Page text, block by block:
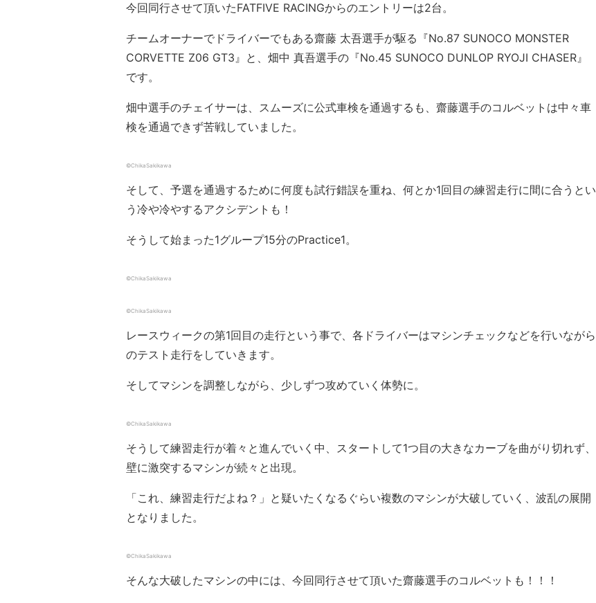
今回同行させて頂いたFATFIVE RACINGからのエントリーは2台。
チームオーナーでドライバーでもある齋藤 太吾選手が駆る『No.87 SUNOCO MONSTER
CORVETTE Z06 GT3』と、畑中 真吾選手の『No.45 SUNOCO DUNLOP RYOJI CHASER』
です。
畑中選手のチェイサーは、スムーズに公式車検を通過するも、齋藤選手のコルベットは中々車
検を通過できず苦戦していました。
©ChikaSakikawa
そして、予選を通過するために何度も試行錯誤を重ね、何とか1回目の練習走行に間に合うとい
う冷や冷やするアクシデントも！
そうして始まった1グループ15分のPractice1。
©ChikaSakikawa
©ChikaSakikawa
レースウィークの第1回目の走行という事で、各ドライバーはマシンチェックなどを行いながら
のテスト走行をしていきます。
そしてマシンを調整しながら、少しずつ攻めていく体勢に。
©ChikaSakikawa
そうして練習走行が着々と進んでいく中、スタートして1つ目の大きなカーブを曲がり切れず、
壁に激突するマシンが続々と出現。
「これ、練習走行だよね？」と疑いたくなるぐらい複数のマシンが大破していく、波乱の展開
となりました。
©ChikaSakikawa
そんな大破したマシンの中には、今回同行させて頂いた齋藤選手のコルベットも！！！